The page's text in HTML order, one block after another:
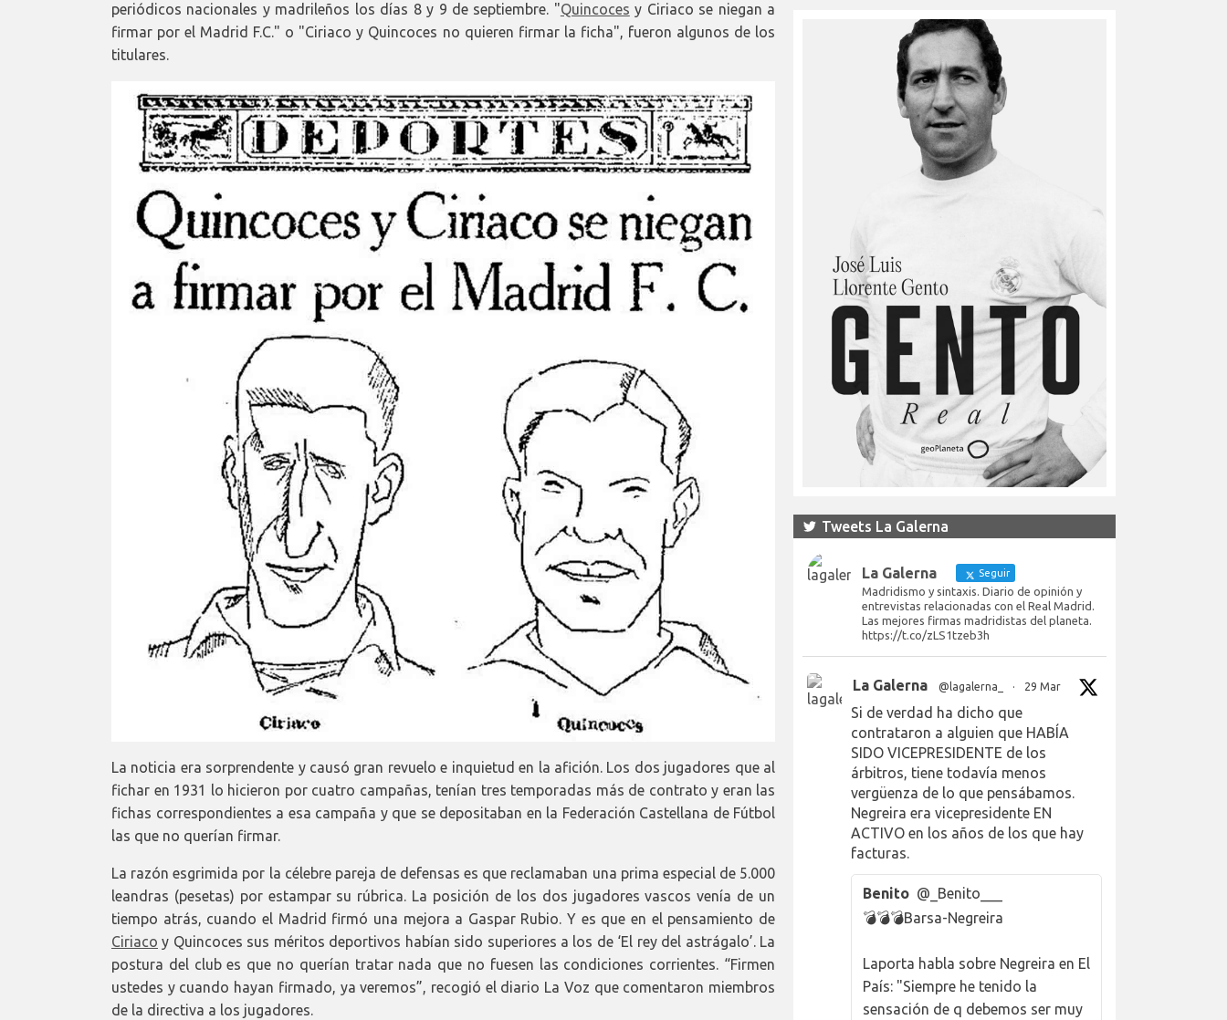
periódicos nacionales y madrileños los días 8 y 9 de septiembre. "Quincoces y Ciriaco se niegan a
firmar por el Madrid F.C." o "Ciriaco y Quincoces no quieren firmar la ficha", fueron algunos de los
titulares.
La noticia era sorprendente y causó gran revuelo e inquietud en la afición. Los dos jugadores que al
fichar en 1931 lo hicieron por cuatro campañas, tenían tres temporadas más de contrato y eran las
fichas correspondientes a esa campaña y que se depositaban en la Federación Castellana de Fútbol
las que no querían firmar.
La razón esgrimida por la célebre pareja de defensas es que reclamaban una prima especial de 5.000
leandras (pesetas) por estampar su rúbrica. La posición de los dos jugadores vascos venía de un
tiempo atrás, cuando el Madrid firmó una mejora a Gaspar Rubio. Y es que en el pensamiento de
Ciriaco y Quincoces sus méritos deportivos habían sido superiores a los de ‘El rey del astrágalo’. La
postura del club es que no querían tratar nada que no fuesen las condiciones corrientes. “Firmen
ustedes y cuando hayan firmado, ya veremos”, recogió el diario La Voz que comentaron miembros
de la directiva a los jugadores.
Tweets La Galerna
La Galerna Seguir
Madridismo y sintaxis. Diario de opinión y
entrevistas relacionadas con el Real Madrid.
Las mejores firmas madridistas del planeta.
https://t.co/zLS1tzeb3h
La Galerna @lagalerna_ · 29 Mar
Si de verdad ha dicho que
contrataron a alguien que HABÍA
SIDO VICEPRESIDENTE de los
árbitros, tiene todavía menos
vergüenza de lo que pensábamos.
Negreira era vicepresidente EN
ACTIVO en los años de los que hay
facturas.
Benito @_Benito___
💣💣💣Barsa-Negreira
Laporta habla sobre Negreira en El
País: "Siempre he tenido la
sensación de q debemos ser muy